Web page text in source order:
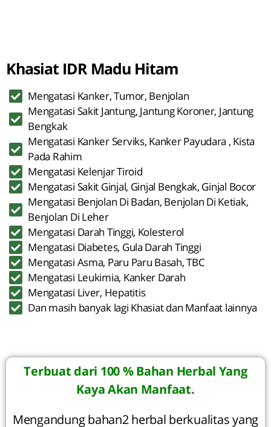
Khasiat IDR Madu Hitam
Mengatasi Kanker, Tumor, Benjolan
Mengatasi Sakit Jantung, Jantung Koroner, Jantung
Bengkak
Mengatasi Kanker Serviks, Kanker Payudara , Kista
Pada Rahim
Mengatasi Kelenjar Tiroid
Mengatasi Sakit Ginjal, Ginjal Bengkak, Ginjal Bocor
Mengatasi Benjolan Di Badan, Benjolan Di Ketiak,
Benjolan Di Leher
Mengatasi Darah Tinggi, Kolesterol
Mengatasi Diabetes, Gula Darah Tinggi
Mengatasi Asma, Paru Paru Basah, TBC
Mengatasi Leukimia, Kanker Darah
Mengatasi Liver, Hepatitis
Dan masih banyak lagi Khasiat dan Manfaat lainnya
Terbuat dari 100 % Bahan Herbal Yang
Kaya Akan Manfaat.
Mengandung bahan2 herbal berkualitas yang